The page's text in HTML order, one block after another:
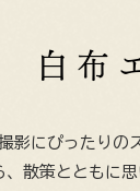
白布
影にぴったり
散策とともに